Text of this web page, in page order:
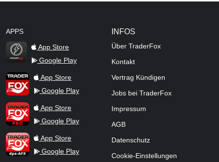
APPS
TraderFox Flash
App Store
Google Play
TraderFox AppApp Store
Google Play
TraderFox ProApp Store
Google Play
TraderFox dpa-AFX ProFeed
App Store
Google Play
INFOS
Über TraderFox
Kontakt
Vertrag Kündigen
Jobs bei TraderFox
Impressum
AGB
Datenschutz
Cookie-Einstellungen